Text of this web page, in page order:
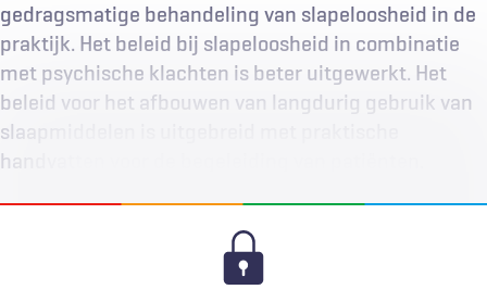
gedragsmatige behandeling van slapeloosheid in de
praktijk. Het beleid bij slapeloosheid in combinatie
met psychische klachten is beter uitgewerkt. Het
beleid voor het afbouwen van langdurig gebruik van
slaapmiddelen is uitgebreid met praktische
handvatten voor de begeleiding van patiënten.